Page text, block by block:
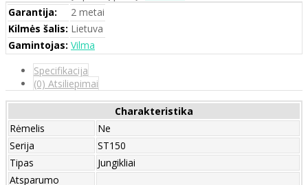
Garantija:
2 metai
Kilmės šalis: Lietuva
Gamintojas: Vilma
Specifikacija
(0) Atsiliepimai
Charakteristika
Rėmelis
Ne
Serija
ST150
Tipas
Jungikliai
Atsparumo